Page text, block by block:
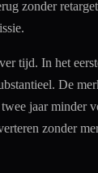
zonder
tijd. In het
De
jaar minder
zonder